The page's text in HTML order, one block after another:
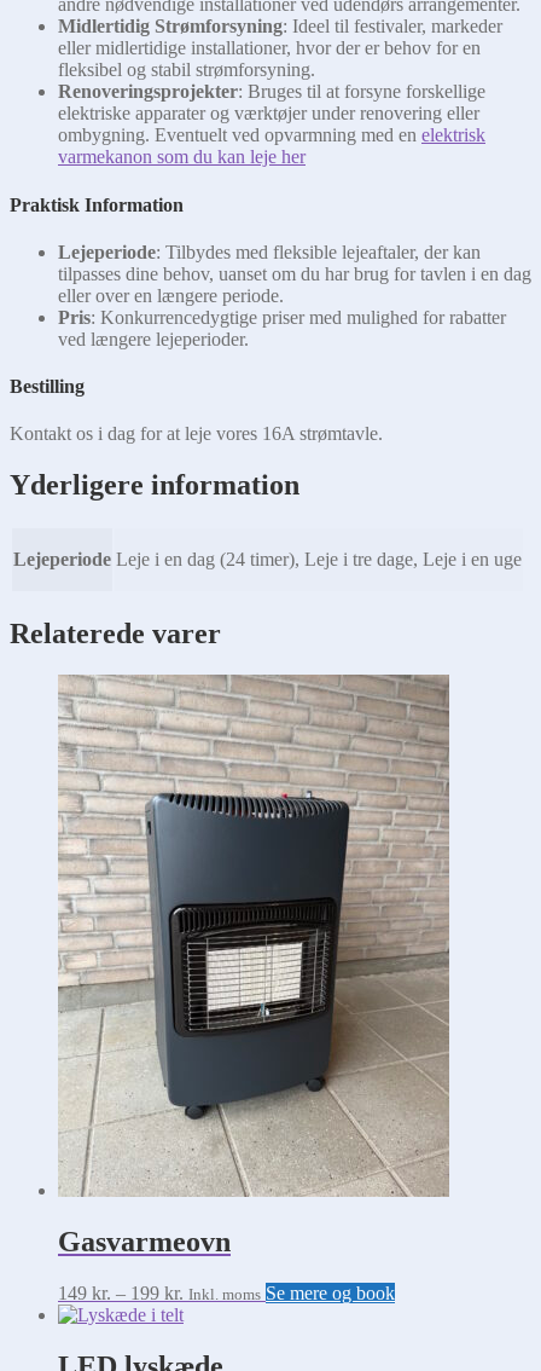
andre nødvendige installationer ved udendørs arrangementer.
Midlertidig Strømforsyning: Ideel til festivaler, markeder
eller midlertidige installationer, hvor der er behov for en
fleksibel og stabil strømforsyning.
Renoveringsprojekter: Bruges til at forsyne forskellige
elektriske apparater og værktøjer under renovering eller
ombygning. Eventuelt ved opvarmning med en elektrisk
varmekanon som du kan leje her
Praktisk Information
Lejeperiode: Tilbydes med fleksible lejeaftaler, der kan
tilpasses dine behov, uanset om du har brug for tavlen i en dag
eller over en længere periode.
Pris: Konkurrencedygtige priser med mulighed for rabatter
ved længere lejeperioder.
Bestilling
Kontakt os i dag for at leje vores 16A strømtavle.
Yderligere information
Lejeperiode Leje i en dag (24 timer), Leje i tre dage, Leje i en uge
Relaterede varer
Gasvarmeovn
149 kr. – 199 kr. Prisinterval:
149 kr.
199 kr.
Inkl. moms Se mere og bookDette